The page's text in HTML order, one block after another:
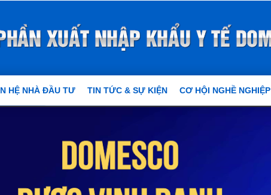
HỆ NHÀ ĐẦU TƯ TIN TỨC & SỰ KIỆN CƠ HỘI NGHỀ NGHIỆP